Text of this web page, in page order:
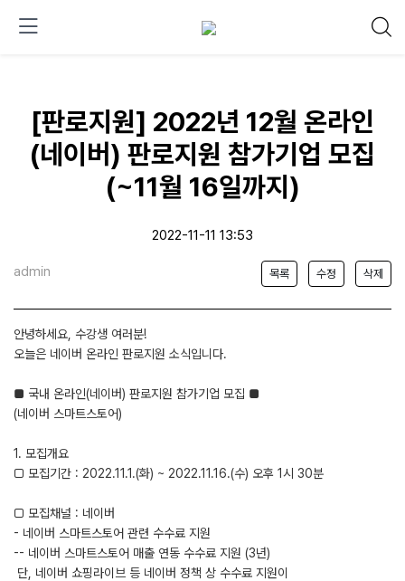
[판로지원] 2022년 12월 온라인
(네이버) 판로지원 참가기업 모집
(~11월 16일까지)
2022-11-11 13:53
admin 목록 수정 삭제
안녕하세요, 수강생 여러분!
오늘은 네이버 온라인 판로지원 소식입니다.
■ 국내 온라인(네이버) 판로지원 참가기업 모집 ■
(네이버 스마트스토어)
1. 모집개요
□ 모집기간 : 2022.11.1.(화) ~ 2022.11.16.(수) 오후 1시 30분
□ 모집채널 : 네이버
- 네이버 스마트스토어 관련 수수료 지원
-- 네이버 스마트스토어 매출 연동 수수료 지원 (3년)
단, 네이버 쇼핑라이브 등 네이버 정책 상 수수료 지원이